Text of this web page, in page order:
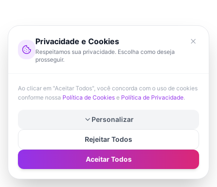
Privacidade e Cookies
Respeitamos sua privacidade. Escolha como deseja
prosseguir.
Ao clicar em "Aceitar Todos", você concorda com o uso de cookies
conforme nossa Política de Cookies e Política de Privacidade.
Personalizar
Rejeitar Todos
Aceitar Todos